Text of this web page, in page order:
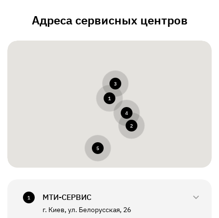
Адреса сервисных центров
1
2
3
4
5
1 МТИ-СЕРВИС
г. Киев, ул. Белорусская, 26